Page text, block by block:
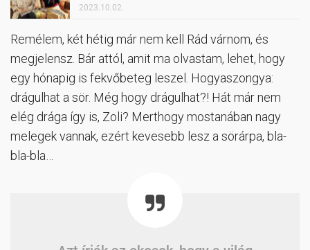
2023.10.02.
Remélem, két hétig már nem kell Rád várnom, és
megjelensz. Bár attól, amit ma olvastam, lehet, hogy
egy hónapig is fekvőbeteg leszel. Hogyaszongya:
drágulhat a sör. Még hogy drágulhat?! Hát már nem
elég drága így is, Zoli? Merthogy mostanában nagy
melegek vannak, ezért kevesebb lesz a sörárpa, bla-
bla-bla…